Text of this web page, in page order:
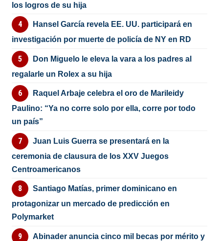
los logros de su hija
Hansel García revela EE. UU. participará en
investigación por muerte de policía de NY en RD
Don Miguelo le eleva la vara a los padres al
regalarle un Rolex a su hija
Raquel Arbaje celebra el oro de Marileidy
Paulino: “Ya no corre solo por ella, corre por todo
un país”
Juan Luis Guerra se presentará en la
ceremonia de clausura de los XXV Juegos
Centroamericanos
Santiago Matías, primer dominicano en
protagonizar un mercado de predicción en
Polymarket
Abinader anuncia cinco mil becas por mérito y